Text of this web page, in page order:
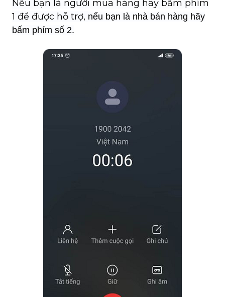
Nếu bạn là người mua hàng hãy bấm phím
1 để được hỗ trợ, nếu bạn là nhà bán hàng hãy
bấm phím số 2.